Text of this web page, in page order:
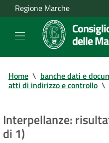
Regione Marche
delle
Home \ banche dati e
atti di indirizzo e controllo \
Interpellanze:
di 1)